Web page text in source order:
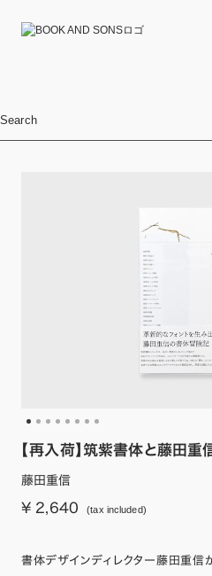
Search
【再入荷】筑紫書体と藤田重
藤田重信
¥ 2,640 (tax included)
書体デザインディレクター藤田重信